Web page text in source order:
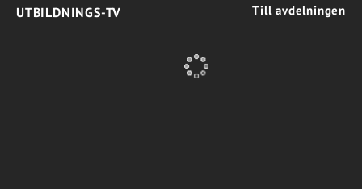
UTBILDNINGS-TV Till avdelningen